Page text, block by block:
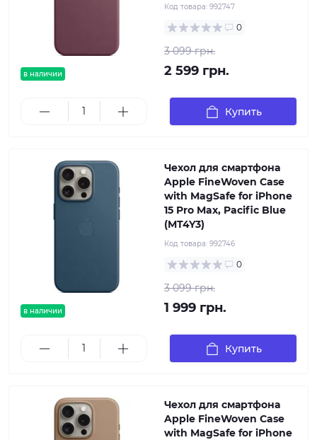
в наличии
Код товара: 992747
0
3 099 грн.
2 599 грн.
Купить
в наличии
Чехол для смартфона
Apple FineWoven Case
with MagSafe for iPhone
15 Pro Max, Pacific Blue
(MT4Y3)
Код товара: 992746
0
3 099 грн.
1 999 грн.
Купить
Чехол для смартфона
Apple FineWoven Case
with MagSafe for iPhone